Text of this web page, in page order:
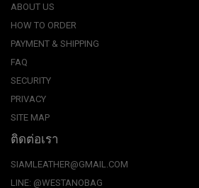
ABOUT US
HOW TO ORDER
PAYMENT & SHIPPING
FAQ
SECURITY
PRIVACY
SITE MAP
ติดต่อเรา
SIAMLEATHER@GMAIL.COM
LINE: @WESTANOBAG